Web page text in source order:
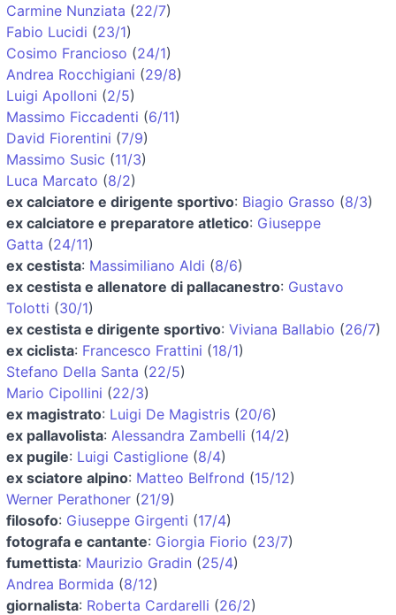
Carmine Nunziata (22/7)
Fabio Lucidi (23/1)
Cosimo Francioso (24/1)
Andrea Rocchigiani (29/8)
Luigi Apolloni (2/5)
Massimo Ficcadenti (6/11)
David Fiorentini (7/9)
Massimo Susic (11/3)
Luca Marcato (8/2)
ex calciatore e dirigente sportivo: Biagio Grasso (8/3)
ex calciatore e preparatore atletico: Giuseppe
Gatta (24/11)
ex cestista: Massimiliano Aldi (8/6)
ex cestista e allenatore di pallacanestro: Gustavo
Tolotti (30/1)
ex cestista e dirigente sportivo: Viviana Ballabio (26/7)
ex ciclista: Francesco Frattini (18/1)
Stefano Della Santa (22/5)
Mario Cipollini (22/3)
ex magistrato: Luigi De Magistris (20/6)
ex pallavolista: Alessandra Zambelli (14/2)
ex pugile: Luigi Castiglione (8/4)
ex sciatore alpino: Matteo Belfrond (15/12)
Werner Perathoner (21/9)
filosofo: Giuseppe Girgenti (17/4)
fotografa e cantante: Giorgia Fiorio (23/7)
fumettista: Maurizio Gradin (25/4)
Andrea Bormida (8/12)
giornalista: Roberta Cardarelli (26/2)